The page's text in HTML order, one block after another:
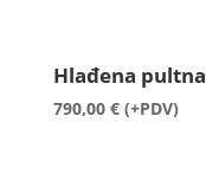
Hlađena
790,00 € (+PDV)